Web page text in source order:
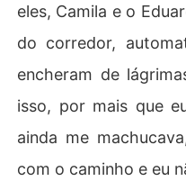
eles, Camila e o
do corredor,
encheram de
isso, por mais que
ainda me
com o caminho e eu